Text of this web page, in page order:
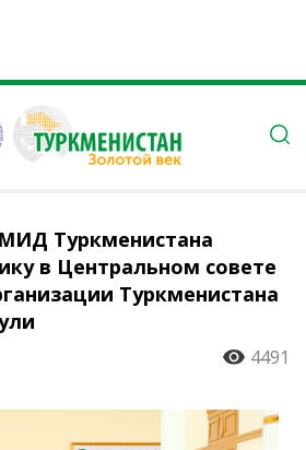
Туркменистана
в Центральном совете
Туркменистана
4491